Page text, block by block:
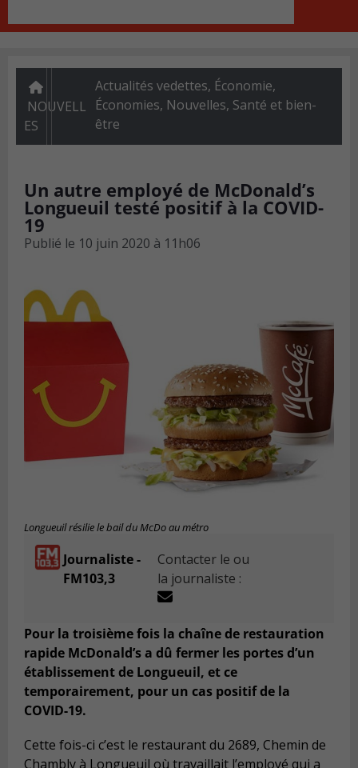
NOUVELL
ES
Actualités vedettes, Économie,
Économies, Nouvelles, Santé et bien-
être
Un autre employé de McDonald’s
Longueuil testé positif à la COVID-
19
Publié le 10 juin 2020 à 11h06
Longueuil résilie le bail du McDo au métro
Journaliste -
FM103,3
Contacter le ou
la journaliste :
Pour la troisième fois la chaîne de restauration
rapide McDonald’s a dû fermer les portes d’un
établissement de Longueuil, et ce
temporairement, pour un cas positif de la
COVID-19.
Cette fois-ci c’est le restaurant du 2689, Chemin de
Chambly à Longueuil où travaillait l’employé qui a